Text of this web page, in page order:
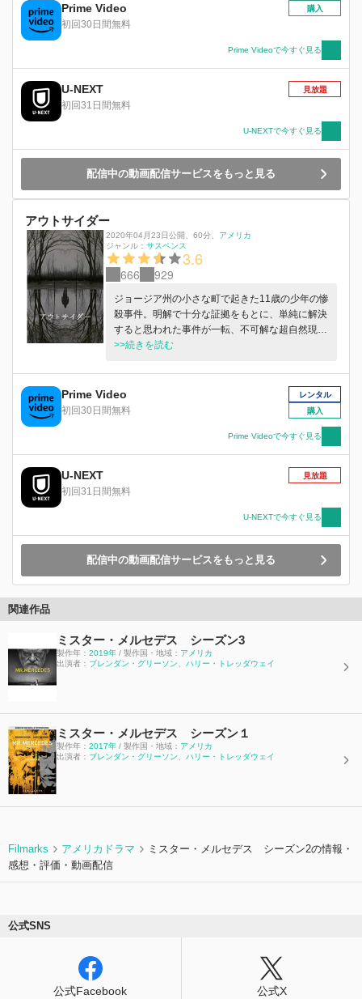
Prime Video
初回30日間無料
購入
Prime Videoで今すぐ見る
U-NEXT
初回31日間無料
見放題
U-NEXTで今すぐ見る
配信中の動画配信サービスをもっと見る
アウトサイダー
2020年04月23日公開 60分
アメリカ
ジャンル： サスペンス
3.6
666 929
ジョージア州の小さな町で起きた11歳の少年の惨
殺事件。明解で十分な証拠をもとに、単純に解決
すると思われた事件が一転、不可解な超自然現象
により謎に満ちた展開に・・・。自身も15歳の息
た天才私立探偵の２人がいかにして謎を解明して
いくのか？！
>>続きを読む
Prime Video
初回30日間無料
レンタル
購入
Prime Videoで今すぐ見る
U-NEXT
初回31日間無料
見放題
U-NEXTで今すぐ見る
配信中の動画配信サービスをもっと見る
関連作品
ミスター・メルセデス シーズン3
製作年： 2019年 / 製作国・地域： アメリカ
出演者： ブレンダン・グリーソン ハリー・トレッダウェイ
ミスター・メルセデス シーズン１
製作年： 2017年 / 製作国・地域： アメリカ
出演者： ブレンダン・グリーソン ハリー・トレッダウェイ
Filmarks アメリカドラマ
ミスター・メルセデス シーズン2の情報・
感想・評価・動画配信
公式SNS
公式Facebook 公式X